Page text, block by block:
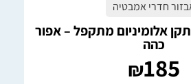
חדרי אמבטיה
אלומיניום מתקפל – אפור
כהה
₪185